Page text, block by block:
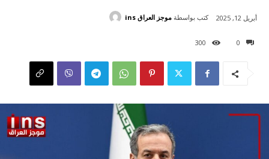
0
300
أبريل 12, 2025 كتب بواسطة موجز العراق ins